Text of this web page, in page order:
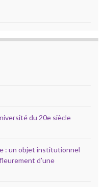
du 20e siècle
: un objet institutionnel
d’une